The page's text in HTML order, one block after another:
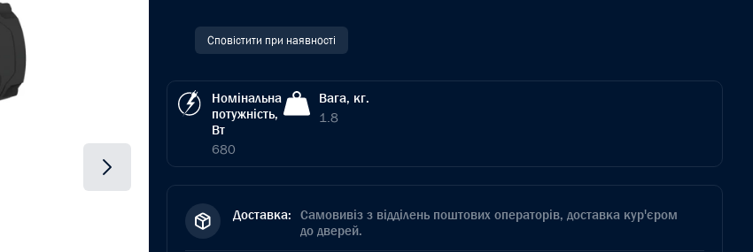
Сповістити при наявності
Номінальна
потужність,
Вт
680
Вага, кг.
1.8
Доставка: Самовивіз з відділень поштових операторів, доставка кур'єром
до дверей.